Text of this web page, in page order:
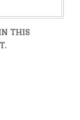
THIS